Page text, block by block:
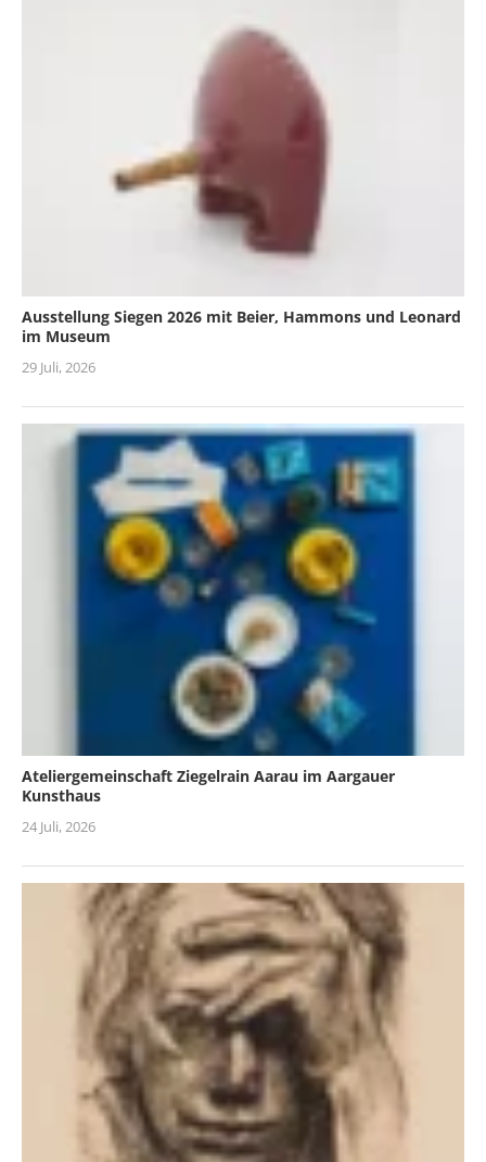
Ausstellung Siegen 2026 mit Beier, Hammons und Leonard
im Museum
29 Juli, 2026
Ateliergemeinschaft Ziegelrain Aarau im Aargauer
Kunsthaus
24 Juli, 2026